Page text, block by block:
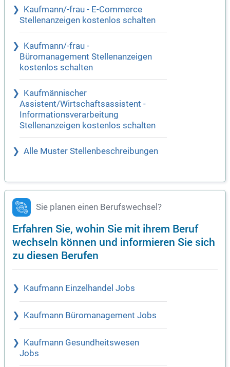
Kaufmann/-frau - E-Commerce
Stellenanzeigen kostenlos schalten
Kaufmann/-frau -
Büromanagement Stellenanzeigen
kostenlos schalten
Kaufmännischer
Assistent/Wirtschaftsassistent -
Informationsverarbeitung
Stellenanzeigen kostenlos schalten
Alle Muster Stellenbeschreibungen
Sie planen einen Berufswechsel?
Erfahren Sie, wohin Sie mit ihrem Beruf
wechseln können und informieren Sie sich
zu diesen Berufen
Kaufmann Einzelhandel Jobs
Kaufmann Büromanagement Jobs
Kaufmann Gesundheitswesen
Jobs